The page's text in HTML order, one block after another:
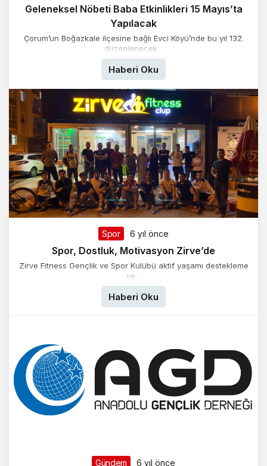
Geleneksel Nöbeti Baba Etkinlikleri 15 Mayıs’ta
Yapılacak
Çorum’un Boğazkale ilçesine bağlı Evci Köyü’nde bu yıl 132.
düzenlenecek...
Haberi Oku
Spor 6 yıl önce
Spor, Dostluk, Motivasyon Zirve’de
Zirve Fitness Gençlik ve Spor Kulübü aktif yaşamı destekleme
ve...
Haberi Oku
Gündem 6 yıl önce